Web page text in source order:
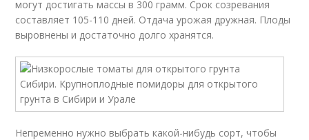
могут достигать массы в 300 грамм. Срок созревания
составляет 105-110 дней. Отдача урожая дружная. Плоды
выровнены и достаточно долго хранятся.
Непременно нужно выбрать какой-нибудь сорт, чтобы